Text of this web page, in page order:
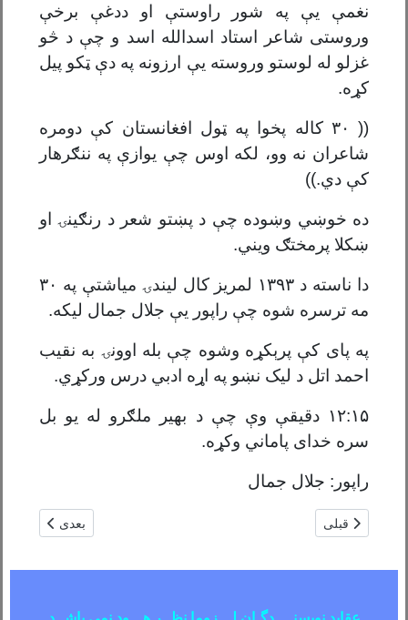
نغمې يې په شور راوستې او ددغې برخې
وروستی شاعر استاد اسدالله اسد و چې د څو
غزلو له لوستو وروسته يې ارزونه په دې ټکو پیل
کړه.
(( ۳۰ کاله پخوا په ټول افغانستان کې دومره
شاعران نه وو، لکه اوس چې یوازې په ننګرهار
کې دي.))
ده خوښي وښوده چې د پښتو شعر د رنګینۍ او
ښکلا پرمختګ ویني.
دا ناسته د ۱۳۹۳ لمریز کال لیندۍ میاشتې په ۳۰
مه ترسره شوه چې راپور يې جلال جمال لیکه.
په پای کې پرېکړه وشوه چې بله اوونۍ به نقیب
احمد اتل د لیک نښو په اړه ادبي درس ورکړي.
۱۲:۱۵ دقیقې وې چې د بهیر ملګرو له یو بل
سره خدای پاماني وکړه.
راپور: جلال جمال
مطلب قبلی: حمــاســه ریزه گــل / شمس الحق حقانی
قبلی مطلب بعدی:
بعدی